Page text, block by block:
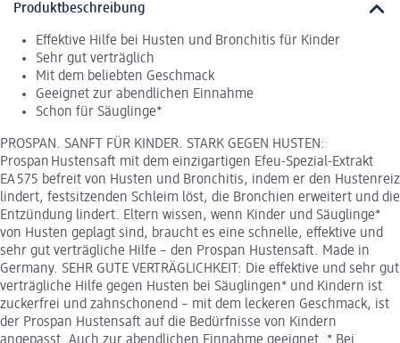
Produktbeschreibung
Effektive Hilfe bei Husten und Bronchitis für Kinder
Sehr gut verträglich
Mit dem beliebten Geschmack
Geeignet zur abendlichen Einnahme
Schon für Säuglinge*
PROSPAN. SANFT FÜR KINDER. STARK GEGEN HUSTEN:
Prospan Hustensaft mit dem einzigartigen Efeu-Spezial-Extrakt
EA 575 befreit von Husten und Bronchitis, indem er den Hustenreiz
lindert, festsitzenden Schleim löst, die Bronchien erweitert und die
Entzündung lindert. Eltern wissen, wenn Kinder und Säuglinge*
von Husten geplagt sind, braucht es eine schnelle, effektive und
sehr gut verträgliche Hilfe – den Prospan Hustensaft. Made in
Germany. SEHR GUTE VERTRÄGLICHKEIT: Die effektive und sehr gut
verträgliche Hilfe gegen Husten bei Säuglingen* und Kindern ist
zuckerfrei und zahnschonend – mit dem leckeren Geschmack, ist
der Prospan Hustensaft auf die Bedürfnisse von Kindern